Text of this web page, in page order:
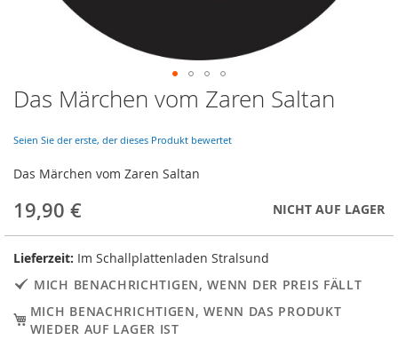
Skip
to
beginning
of
the
images
gallery
Das Märchen vom Zaren Saltan
Seien Sie der erste, der dieses Produkt bewertet
Das Märchen vom Zaren Saltan
19,90 € NICHT AUF LAGER
Lieferzeit: Im Schallplattenladen Stralsund
MICH BENACHRICHTIGEN, WENN DER PREIS FÄLLT
MICH BENACHRICHTIGEN, WENN DAS PRODUKT
WIEDER AUF LAGER IST